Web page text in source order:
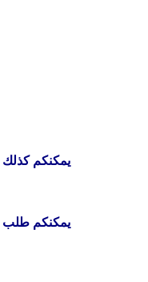
يمكنكم كذلك
يمكنكم طلب